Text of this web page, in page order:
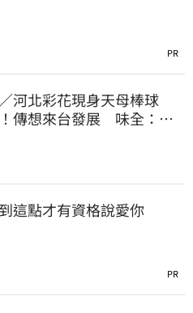
PR
河北彩花現身天母棒球
傳想來台發展 味全：歡
這點才有資格說愛你
PR